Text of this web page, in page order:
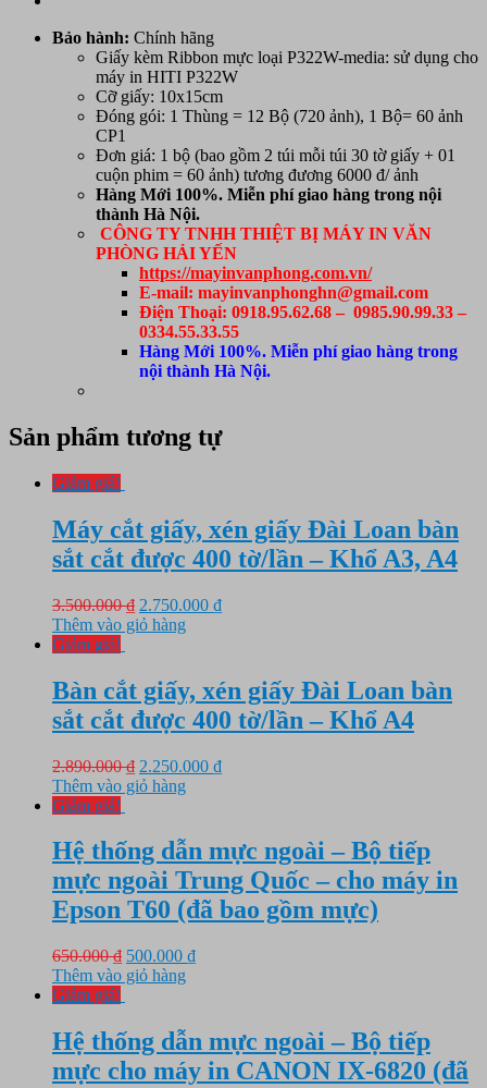
Bảo hành: Chính hãng
Giấy kèm Ribbon mực loại P322W-media: sử dụng cho
máy in HITI P322W
Cỡ giấy: 10x15cm
Đóng gói: 1 Thùng = 12 Bộ (720 ảnh), 1 Bộ= 60 ảnh
CP1
Đơn giá: 1 bộ (bao gồm 2 túi mỗi túi 30 tờ giấy + 01
cuộn phim = 60 ảnh) tương đương 6000 đ/ ảnh
Hàng Mới 100%. Miễn phí giao hàng trong nội
thành Hà Nội.
CÔNG TY TNHH THIỆT BỊ MÁY IN VĂN
PHÒNG HẢI YẾN
https://mayinvanphong.com.vn/
E-mail: mayinvanphonghn@gmail.com
Điện Thoại: 0918.95.62.68 – 0985.90.99.33 –
0334.55.33.55
Hàng Mới 100%. Miễn phí giao hàng trong
nội thành Hà Nội.
Sản phẩm tương tự
Giảm giá!
Máy cắt giấy, xén giấy Đài Loan bàn
sắt cắt được 400 tờ/lần – Khổ A3, A4
3.500.000₫ Giá
gốc
2.750.000 ₫Giá
2.750.000 ₫.
Thêm vào giỏ hàng
Giảm giá!
Bàn cắt giấy, xén giấy Đài Loan bàn
sắt cắt được 400 tờ/lần – Khổ A4
2.890.000₫ Giá
gốc
2.250.000 ₫Giá
2.250.000 ₫.
Thêm vào giỏ hàng
Giảm giá!
Hệ thống dẫn mực ngoài – Bộ tiếp
mực ngoài Trung Quốc – cho máy in
Epson T60 (đã bao gồm mực)
650.000₫ Giá
gốc
500.000 ₫Giá
500.000 ₫.
Thêm vào giỏ hàng
Giảm giá!
Hệ thống dẫn mực ngoài – Bộ tiếp
mực cho máy in CANON IX-6820 (đã